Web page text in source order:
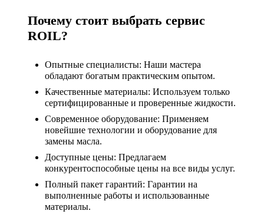
Почему стоит выбрать сервис
ROIL?
Опытные специалисты: Наши мастера
обладают богатым практическим опытом.
Качественные материалы: Используем только
сертифицированные и проверенные жидкости.
Современное оборудование: Применяем
новейшие технологии и оборудование для
замены масла.
Доступные цены: Предлагаем
конкурентоспособные цены на все виды услуг.
Полный пакет гарантий: Гарантии на
выполненные работы и использованные
материалы.